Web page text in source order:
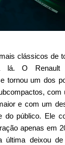
clássicos de
lá. O Renault
tornou um dos
com
e com um
do público. Ele
apenas em
última deixou